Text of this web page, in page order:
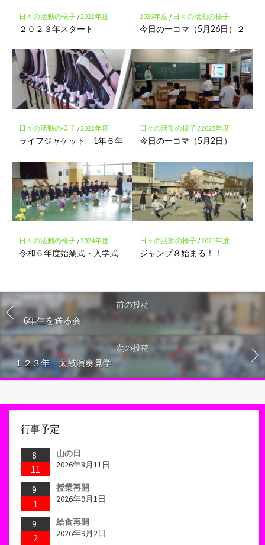
存
日々の活動の様子/2022年度
２０２３年スタート
2026年度/ 日々の活動の様子
今日の一コマ（5月26日）２
日々の活動の様子/2022年度
ライフジャケット 1年６年
日々の活動の様子/2025年度
今日の一コマ（5月2日）
日々の活動の様子/2024年度
令和６年度始業式・入学式
日々の活動の様子/2021年度
ジャンプ８始まる！！
前の投稿
6年生を送る会
次の投稿
１２３年 太鼓演奏見学
行事予定
8
11
山の日
2026年8月11日
9
1
授業再開
2026年9月1日
9
2
給食再開
2026年9月2日